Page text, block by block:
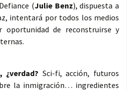
(Julie Benz), dispuesta a
intentará por todos los medios
de reconstruirse y
Sci-fi, acción, futuros
la inmigración… ingredientes